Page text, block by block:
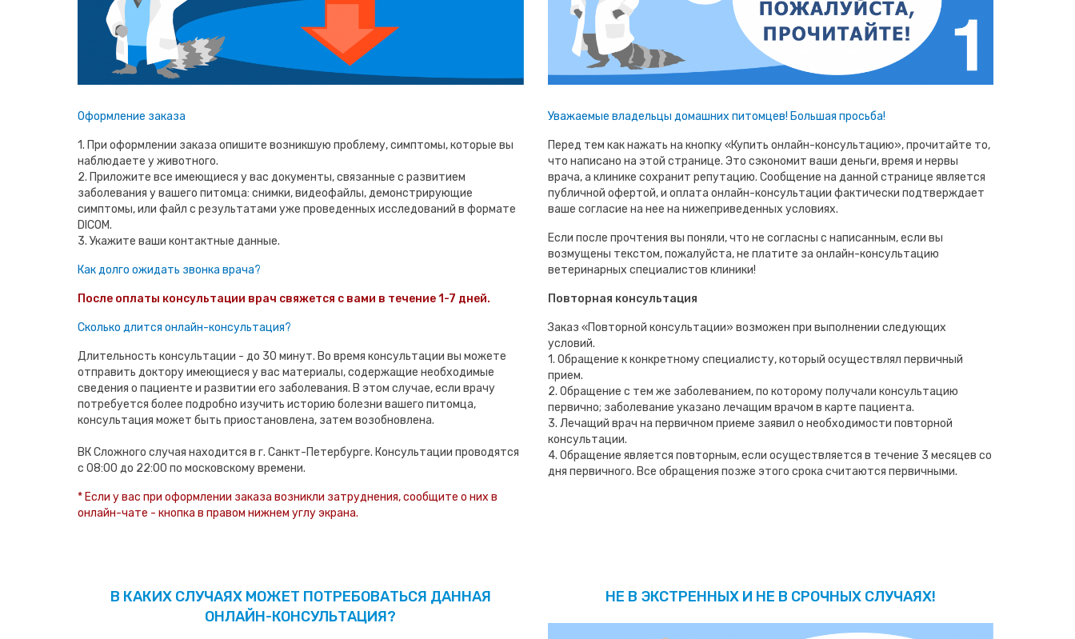
Оформление заказа
1. При оформлении заказа опишите возникшую проблему, симптомы, которые вы
наблюдаете у животного.
2. Приложите все имеющиеся у вас документы, связанные с развитием
заболевания у вашего питомца: снимки, видеофайлы, демонстрирующие
симптомы, или файл с результатами уже проведенных исследований в формате
DICOM.
3. Укажите ваши контактные данные.
Как долго ожидать звонка врача?
После оплаты консультации врач свяжется с вами в течение 1-7 дней.
Сколько длится онлайн-консультация?
Длительность консультации - до 30 минут. Во время консультации вы можете
отправить доктору имеющиеся у вас материалы, содержащие необходимые
сведения о пациенте и развитии его заболевания. В этом случае, если врачу
потребуется более подробно изучить историю болезни вашего питомца,
консультация может быть приостановлена, затем возобновлена.
ВК Сложного случая находится в г. Санкт-Петербурге. Консультации проводятся
с 08:00 до 22:00 по московскому времени.
* Если у вас при оформлении заказа возникли затруднения, сообщите о них в
онлайн-чате - кнопка в правом нижнем углу экрана.
Уважаемые владельцы домашних питомцев! Большая просьба!
Перед тем как нажать на кнопку «Купить онлайн-консультацию», прочитайте то,
что написано на этой странице. Это сэкономит ваши деньги, время и нервы
врача, а клинике сохранит репутацию. Сообщение на данной странице является
публичной офертой, и оплата онлайн-консультации фактически подтверждает
ваше согласие на нее на нижеприведенных условиях.
Если после прочтения вы поняли, что не согласны с написанным, если вы
возмущены текстом, пожалуйста, не платите за онлайн-консультацию
ветеринарных специалистов клиники!
Повторная консультация
Заказ «Повторной консультации» возможен при выполнении следующих
условий.
1. Обращение к конкретному специалисту, который осуществлял первичный
прием.
2. Обращение с тем же заболеванием, по которому получали консультацию
первично; заболевание указано лечащим врачом в карте пациента.
3. Лечащий врач на первичном приеме заявил о необходимости повторной
консультации.
4. Обращение является повторным, если осуществляется в течение 3 месяцев со
дня первичного. Все обращения позже этого срока считаются первичными.
В КАКИХ СЛУЧАЯХ МОЖЕТ ПОТРЕБОВАТЬСЯ ДАННАЯ
ОНЛАЙН-КОНСУЛЬТАЦИЯ?
НЕ В ЭКСТРЕННЫХ И НЕ В СРОЧНЫХ СЛУЧАЯХ!